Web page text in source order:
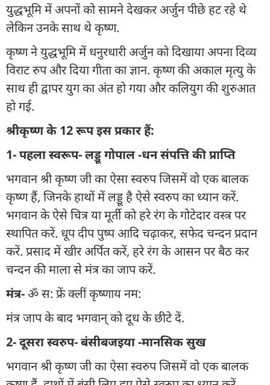
युद्धभूमि में अपनों को सामने देखकर अर्जुन पीछे हट रहे थे
लेकिन उनके साथ थे कृष्ण.
कृष्ण ने युद्धभूमि में धनुरधारी अर्जुन को दिखाया अपना दिव्य
विराट रुप और दिया गीता का ज्ञान. कृष्ण की अकाल मृत्यु के
साथ ही द्वापर युग का अंत हो गया और कलियुग की शुरुआत
हो गई.
श्रीकृष्ण के 12 रूप इस प्रकार हैं:
1- पहला स्वरूप- लड्डू गोपाल -धन संपत्ति की प्राप्ति
भगवान श्री कृष्ण जी का ऐसा स्वरुप जिसमें वो एक बालक
कृष्ण हैं, जिनके हाथों में लड्डू है ऐसे स्वरुप का ध्यान करें.
भगवान के ऐसे चित्र या मूर्ती को हरे रंग के गोटेदार वस्त्र पर
स्थापित करें. धूप दीप पुष्प आदि चढ़ाकर, सफेद चन्दन प्रदान
करें. प्रसाद में खीर अर्पित करें, हरे रंग के आसन पर बैठ कर
चन्दन की माला से मंत्र का जाप करें.
मंत्र-ॐ स: फ्रें क्लीं कृष्णाय नम:
मंत्र जाप के बाद भगवान् को दूध के छीटे दें.
2- दूसरा स्वरुप- बंसीबजइया -मानसिक सुख
भगवान श्री कृष्ण जी का ऐसा स्वरुप जिसमें वो एक बालक